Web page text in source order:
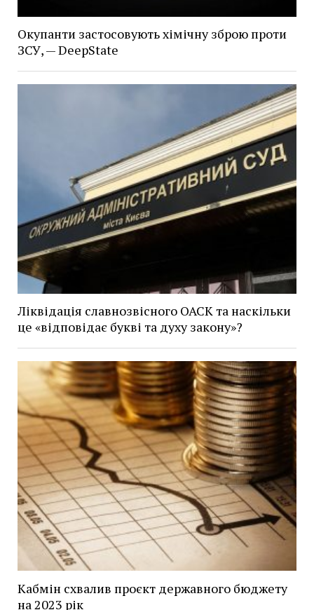
Окупанти застосовують хімічну зброю проти
ЗСУ, — DeepState
Ліквідація славнозвісного ОАСК та наскільки
це «відповідає букві та духу закону»?
Кабмін схвалив проєкт державного бюджету
на 2023 рік